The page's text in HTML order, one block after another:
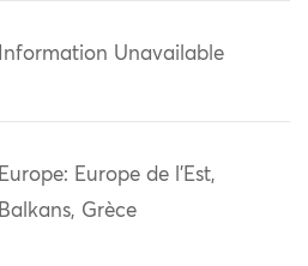
Information Unavailable
Europe: Europe de l'Est,
Balkans, Grèce